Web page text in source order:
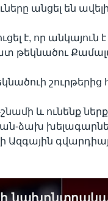
անցել են
է, որ անկայուն
թեկնածու
շուրթերից
և ունենք
ձախ
Ազգային